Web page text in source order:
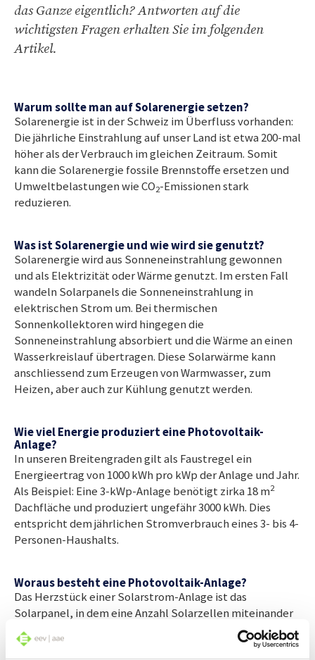
das Ganze eigentlich? Antworten auf die
wichtigsten Fragen erhalten Sie im folgenden
Artikel.
Warum sollte man auf Solarenergie setzen?
Solarenergie ist in der Schweiz im Überfluss vorhanden:
Die jährliche Einstrahlung auf unser Land ist etwa 200-mal
höher als der Verbrauch im gleichen Zeitraum. Somit
kann die Solarenergie fossile Brennstoffe ersetzen und
Umweltbelastungen wie CO2-Emissionen stark
reduzieren.
Was ist Solarenergie und wie wird sie genutzt?
Solarenergie wird aus Sonneneinstrahlung gewonnen
und als Elektrizität oder Wärme genutzt. Im ersten Fall
wandeln Solarpanels die Sonneneinstrahlung in
elektrischen Strom um. Bei thermischen
Sonnenkollektoren wird hingegen die
Sonneneinstrahlung absorbiert und die Wärme an einen
Wasserkreislauf übertragen. Diese Solarwärme kann
anschliessend zum Erzeugen von Warmwasser, zum
Heizen, aber auch zur Kühlung genutzt werden.
Wie viel Energie produziert eine Photovoltaik-
Anlage?
In unseren Breitengraden gilt als Faustregel ein
Energieertrag von 1000 kWh pro kWp der Anlage und Jahr.
Als Beispiel: Eine 3-kWp-Anlage benötigt zirka 18 m2
Dachfläche und produziert ungefähr 3000 kWh. Dies
entspricht dem jährlichen Stromverbrauch eines 3- bis 4-
Personen-Haushalts.
Woraus besteht eine Photovoltaik-Anlage?
Das Herzstück einer Solarstrom-Anlage ist das
Solarpanel, in dem eine Anzahl Solarzellen miteinander
in Serie geschaltet sind. Mehrere solcher parallel
geschalteten Module bilden den Generator. Der von den